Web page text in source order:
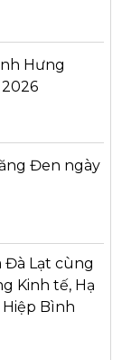
Hưng
Đen ngày
Đà Lạt cùng
Kinh tế, Hạ
Bình